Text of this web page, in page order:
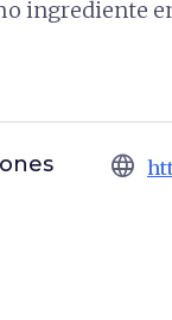
ingrediente
language